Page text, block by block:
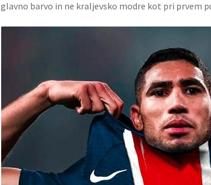
glavno barvo in ne kraljevsko modre kot pri prvem